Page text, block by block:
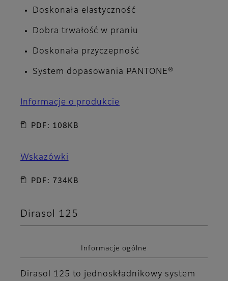
Doskonała elastyczność
Dobra trwałość w praniu
Doskonała przyczepność
System dopasowania PANTONE®
Informacje o produkcie
PDF: 108KB
Wskazówki
PDF: 734KB
Dirasol 125
Informacje ogólne
Dirasol 125 to jednoskładnikowy system